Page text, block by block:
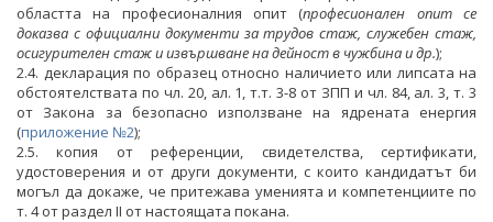
областта на професионалния опит (професионален опит се
доказва с официални документи за трудов стаж, служебен стаж,
осигурителен стаж и извършване на дейност в чужбина и др.);
2.4. декларация по образец относно наличието или липсата на
обстоятелствата по чл. 20, ал. 1, т.т. 3-8 от ЗПП и чл. 84, ал. 3, т. 3
от Закона за безопасно използване на ядрената енергия
(приложение №2);
2.5. копия от референции, свидетелства, сертификати,
удостоверения и от други документи, с които кандидатът би
могъл да докаже, че притежава уменията и компетенциите по
т. 4 от раздел II от настоящата покана.